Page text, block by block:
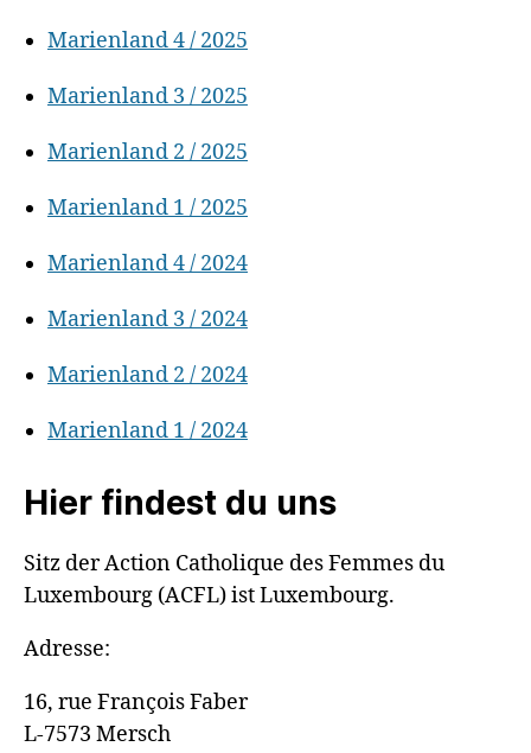
Marienland 4 / 2025
Marienland 3 / 2025
Marienland 2 / 2025
Marienland 1 / 2025
Marienland 4 / 2024
Marienland 3 / 2024
Marienland 2 / 2024
Marienland 1 / 2024
Hier findest du uns
Sitz der Action Catholique des Femmes du
Luxembourg (ACFL) ist Luxembourg.
Adresse:
16, rue François Faber
L-7573 Mersch